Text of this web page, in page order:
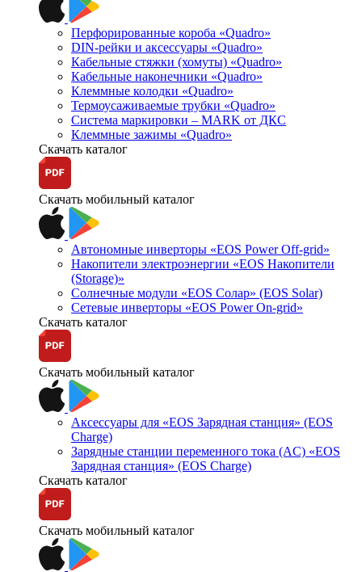
Перфорированные короба «Quadro»
DIN-рейки и аксессуары «Quadro»
Кабельные стяжки (хомуты) «Quadro»
Кабельные наконечники «Quadro»
Клеммные колодки «Quadro»
Термоусаживаемые трубки «Quadro»
Система маркировки – MARK от ДКС
Клеммные зажимы «Quadro»
Скачать каталог
Скачать мобильный каталог
Автономные инверторы «EOS Power Off-grid»
Накопители электроэнергии «EOS Накопители
(Storage)»
Солнечные модули «EOS Солар» (EOS Solar)
Сетевые инверторы «EOS Power On-grid»
Скачать каталог
Скачать мобильный каталог
Аксессуары для «EOS Зарядная станция» (EOS
Charge)
Зарядные станции переменного тока (AC) «EOS
Зарядная станция» (EOS Charge)
Скачать каталог
Скачать мобильный каталог